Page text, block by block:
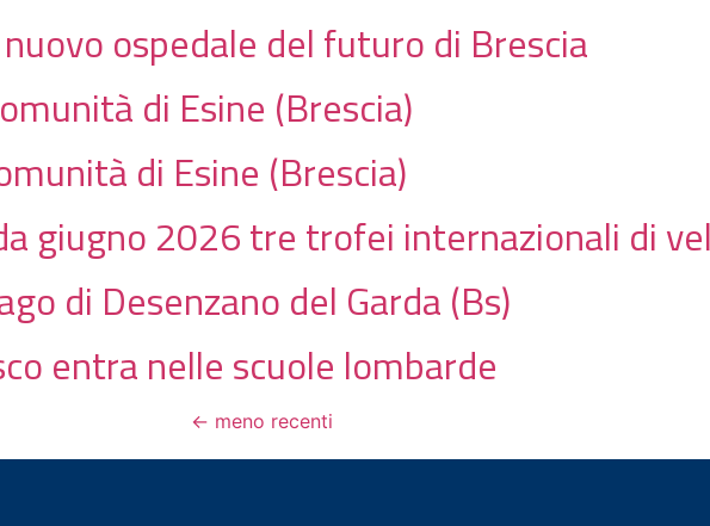
ospedale del futuro di Brescia
di Esine (Brescia)
di Esine (Brescia)
giugno 2026 tre trofei internazionali di
di Desenzano del Garda (Bs)
entra nelle scuole lombarde
← meno recenti